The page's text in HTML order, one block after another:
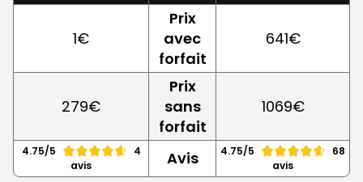
1€
Prix
avec
forfait
641€
279€
Prix
sans
forfait
1069€
4.75/5
4
avis
Avis 4.75/5
68
avis